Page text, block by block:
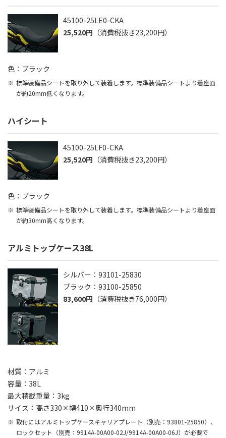
45100-25LE0-CKA
25,520円 （消費税抜き23,200円）
色：ブラック
標準装備品シートを取り外して装着します。標準装備品シートより着座面
が約20mm低くなります。
ハイシート
45100-25LF0-CKA
25,520円 （消費税抜き23,200円）
色：ブラック
標準装備品シートを取り外して装着します。標準装備品シートより着座面
が約30mm高くなります。
アルミトップケース38L
シルバー：93101-25830
ブラック：93100-25850
83,600円 （消費税抜き76,000円）
材質：アルミ
容量：38L
最大積載重量：3kg
サイズ：高さ330×幅410×奥行340mm
取付にはアルミトップケースキャリアプレート（別売：93801-25850）、
ロックセット（別売：9914A-00A00-02J/9914A-00A00-06J）が必要で